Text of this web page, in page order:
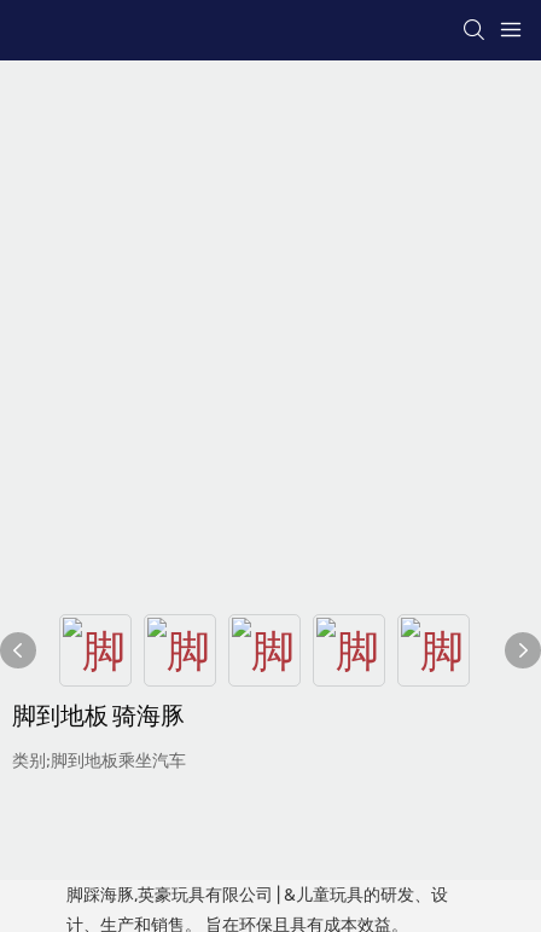
脚到地板 骑海豚
类别;脚到地板乘坐汽车
脚踩海豚,英豪玩具有限公司 | &儿童玩具的研发、设
计、生产和销售。 旨在环保且具有成本效益。